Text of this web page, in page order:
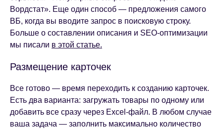
Вордстат». Еще один способ — предложения самого
ВБ, когда вы вводите запрос в поисковую строку.
Больше о составлении описания и SEO-оптимизации
мы писали в этой статье.
Размещение карточек
Все готово — время переходить к созданию карточек.
Есть два варианта: загружать товары по одному или
добавить все сразу через Excel-файл. В любом случае
ваша задача — заполнить максимально количество